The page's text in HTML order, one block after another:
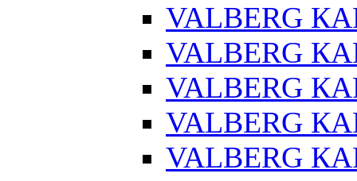
VALBERG
VALBERG
VALBERG
VALBERG
VALBERG